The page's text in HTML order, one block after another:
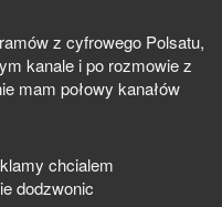
z cyfrowego Polsatu,
kanale i po rozmowie z
mam połowy kanałów
chcialem
dodzwonic